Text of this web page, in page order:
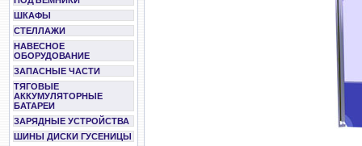
ШКАФЫ
СТЕЛЛАЖИ
НАВЕСНОЕ
ОБОРУДОВАНИЕ
ЗАПАСНЫЕ ЧАСТИ
ТЯГОВЫЕ
АККУМУЛЯТОРНЫЕ
БАТАРЕИ
ЗАРЯДНЫЕ УСТРОЙСТВА
ШИНЫ ДИСКИ ГУСЕНИЦЫ